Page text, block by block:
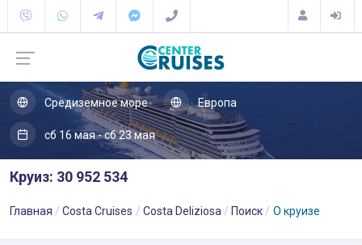
Средиземное море Европа
сб 16 мая - сб 23 мая
Круиз: 30 952 534
Главная Costa Cruises Costa Deliziosa Поиск О круизе